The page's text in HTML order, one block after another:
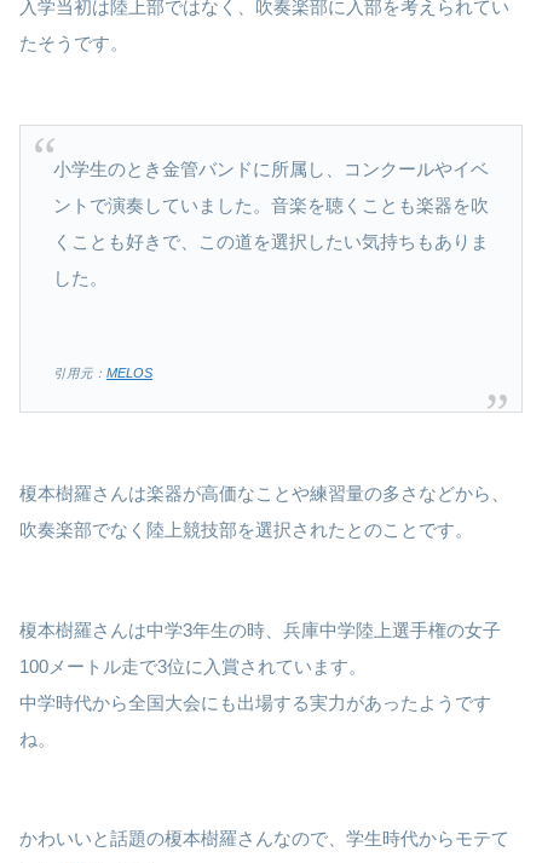
入学当初は陸上部ではなく、吹奏楽部に入部を考えられてい
たそうです。
小学生のとき金管バンドに所属し、コンクールやイベ
ントで演奏していました。音楽を聴くことも楽器を吹
くことも好きで、この道を選択したい気持ちもありま
した。
引用元： MELOS
榎本樹羅さんは楽器が高価なことや練習量の多さなどから、
吹奏楽部でなく陸上競技部を選択されたとのことです。
榎本樹羅さんは中学3年生の時、兵庫中学陸上選手権の女子
100メートル走で3位に入賞されています。
中学時代から全国大会にも出場する実力があったようです
ね。
かわいいと話題の榎本樹羅さんなので、学生時代からモテて